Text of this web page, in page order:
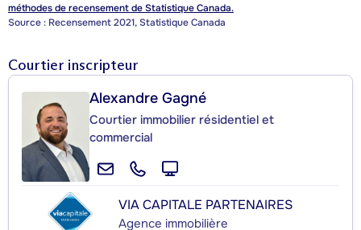
méthodes de recensement de Statistique Canada.
Source : Recensement 2021, Statistique Canada
Courtier inscripteur
Alexandre Gagné
Courtier immobilier résidentiel et
commercial
VIA CAPITALE PARTENAIRES
Agence immobilière